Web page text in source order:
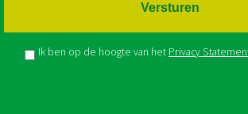
Ik ben op de hoogte van het Privacy
Versturen